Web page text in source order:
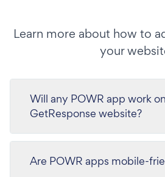
Learn more about how to
your
Will any POWR app work
GetResponse website?
Are POWR apps mobile-